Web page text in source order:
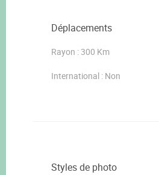
Déplacements
Rayon : 300 Km
International : Non
Styles de photo